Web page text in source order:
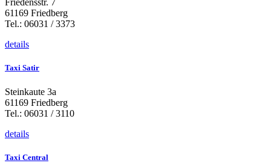
Friedensstr. 7
61169 Friedberg
Tel.: 06031 / 3373
details
Taxi Satir
Steinkaute 3a
61169 Friedberg
Tel.: 06031 / 3110
details
Taxi Central